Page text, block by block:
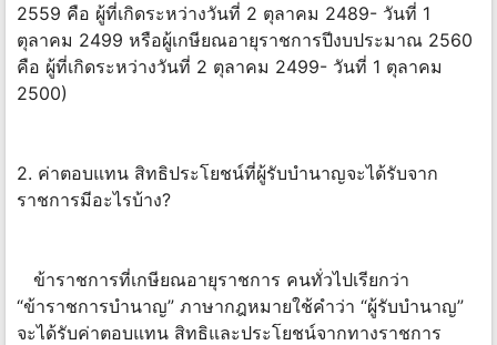
2559 คือ ผู้ที่เกิดระหว่างวันที่ 2 ตุลาคม 2489- วันที่ 1
ตุลาคม 2499 หรือผู้เกษียณอายุราชการปีงบประมาณ 2560
คือ ผู้ที่เกิดระหว่างวันที่ 2 ตุลาคม 2499- วันที่ 1 ตุลาคม
2500)
2. ค่าตอบแทน สิทธิประโยชน์ที่ผู้รับบำนาญจะได้รับจาก
ราชการมีอะไรบ้าง?
ข้าราชการที่เกษียณอายุราชการ คนทั่วไปเรียกว่า
“ข้าราชการบำนาญ” ภาษากฎหมายใช้คำว่า “ผู้รับบำนาญ”
จะได้รับค่าตอบแทน สิทธิและประโยชน์จากทางราชการ